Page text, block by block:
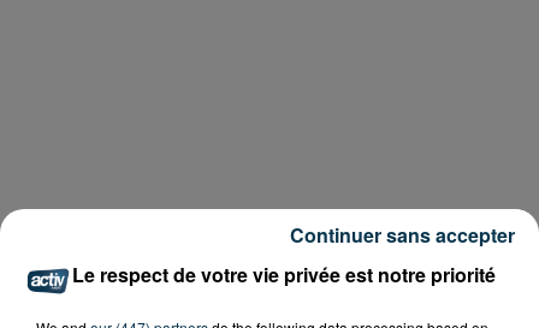
Le respect de votre vie privée est notre priorité
Continuer sans accepter